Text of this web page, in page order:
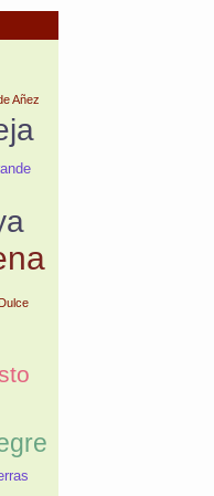
Añez